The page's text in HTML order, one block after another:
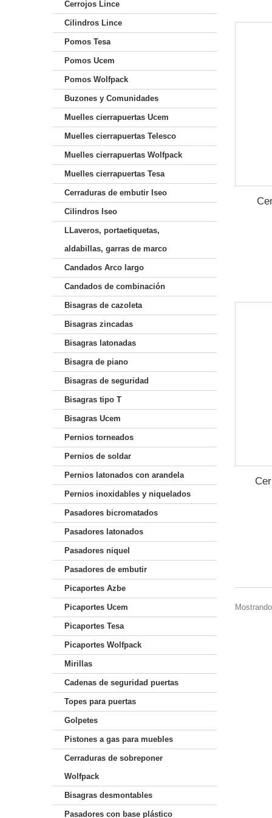
Cerrojos Lince
Cilindros Lince
Pomos Tesa
Pomos Ucem
Pomos Wolfpack
Buzones y Comunidades
Muelles cierrapuertas Ucem
Muelles cierrapuertas Telesco
Muelles cierrapuertas Wolfpack
Muelles cierrapuertas Tesa
Cerraduras de embutir Iseo
Cilindros Iseo
LLaveros, portaetiquetas,
aldabillas, garras de marco
Candados Arco largo
Candados de combinación
Bisagras de cazoleta
Bisagras zincadas
Bisagras latonadas
Bisagra de piano
Bisagras de seguridad
Bisagras tipo T
Bisagras Ucem
Pernios torneados
Pernios de soldar
Pernios latonados con arandela
Pernios inoxidables y niquelados
Pasadores bicromatados
Pasadores latonados
Pasadores niquel
Pasadores de embutir
Picaportes Azbe
Picaportes Ucem
Picaportes Tesa
Picaportes Wolfpack
Mirillas
Cadenas de seguridad puertas
Topes para puertas
Golpetes
Pistones a gas para muebles
Cerraduras de sobreponer
Wolfpack
Bisagras desmontables
Pasadores con base plástico